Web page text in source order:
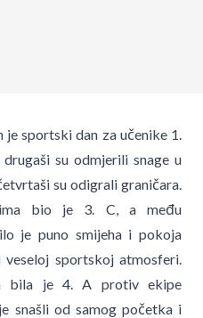
je sportski dan za učenike 1.
su odmjerili snage u
su odigrali graničara.
bio je 3. C, a među
je puno smijeha i pokoja
sportskoj atmosferi.
bila je 4. A protiv ekipe
snašli od samog početka i